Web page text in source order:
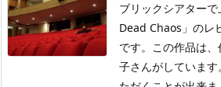
ブリックシアター
Dead Chaos」のレ
です。この作品は
子さんがしていま